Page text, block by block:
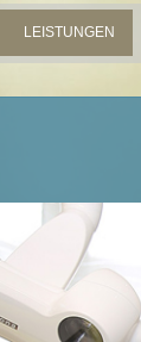
LEISTUNGEN